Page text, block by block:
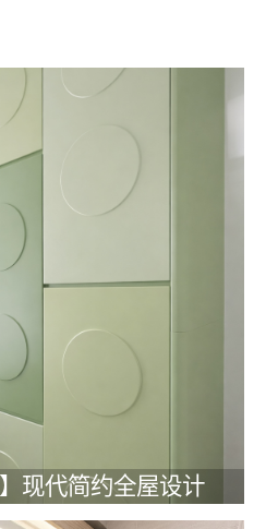
现代简约全屋设计